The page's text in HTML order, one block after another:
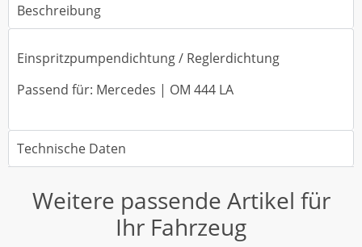
Beschreibung
Einspritzpumpendichtung / Reglerdichtung
Passend für: Mercedes | OM 444 LA
Technische Daten
Weitere passende Artikel für
Ihr Fahrzeug